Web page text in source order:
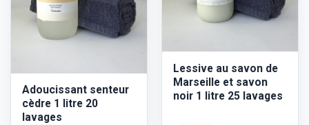
Adoucissant senteur
cèdre 1 litre 20
lavages
Lessive au savon de
Marseille et savon
noir 1 litre 25 lavages